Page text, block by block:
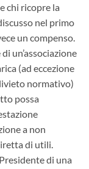
chi ricopre la
nel primo
un compenso.
un’associazione
(ad eccezione
normativo)
possa
a non
di utili.
di una